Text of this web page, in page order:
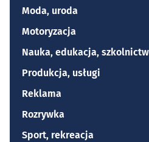
Moda, uroda
Motoryzacja
Nauka, edukacja,
Produkcja, usługi
Reklama
Rozrywka
Sport, rekreacja